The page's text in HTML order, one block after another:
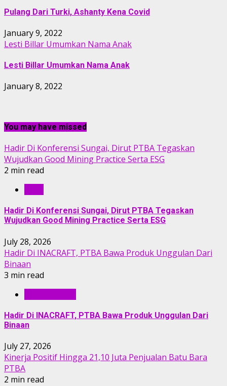
Pulang Dari Turki, Ashanty Kena Covid
January 9, 2022
Lesti Billar Umumkan Nama Anak
Lesti Billar Umumkan Nama Anak
January 8, 2022
You may have missed
Hadir Di Konferensi Sungai, Dirut PTBA Tegaskan
Wujudkan Good Mining Practice Serta ESG
2 min read
Hadir Di Konferensi Sungai, Dirut PTBA Tegaskan
Wujudkan Good Mining Practice Serta ESG
July 28, 2026
Hadir Di INACRAFT, PTBA Bawa Produk Unggulan Dari
Binaan
3 min read
Hadir Di INACRAFT, PTBA Bawa Produk Unggulan Dari
Binaan
July 27, 2026
Kinerja Positif Hingga 21,10 Juta Penjualan Batu Bara
PTBA
2 min read